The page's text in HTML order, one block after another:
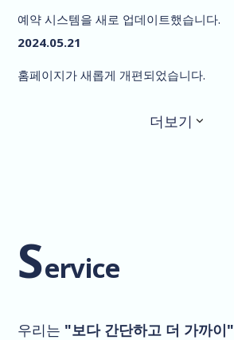
예약 시스템을 새로 업데이트했습니다.
2024.05.21
홈페이지가 새롭게 개편되었습니다.
더보기
Service
우리는 "보다 간단하고 더 가까이"